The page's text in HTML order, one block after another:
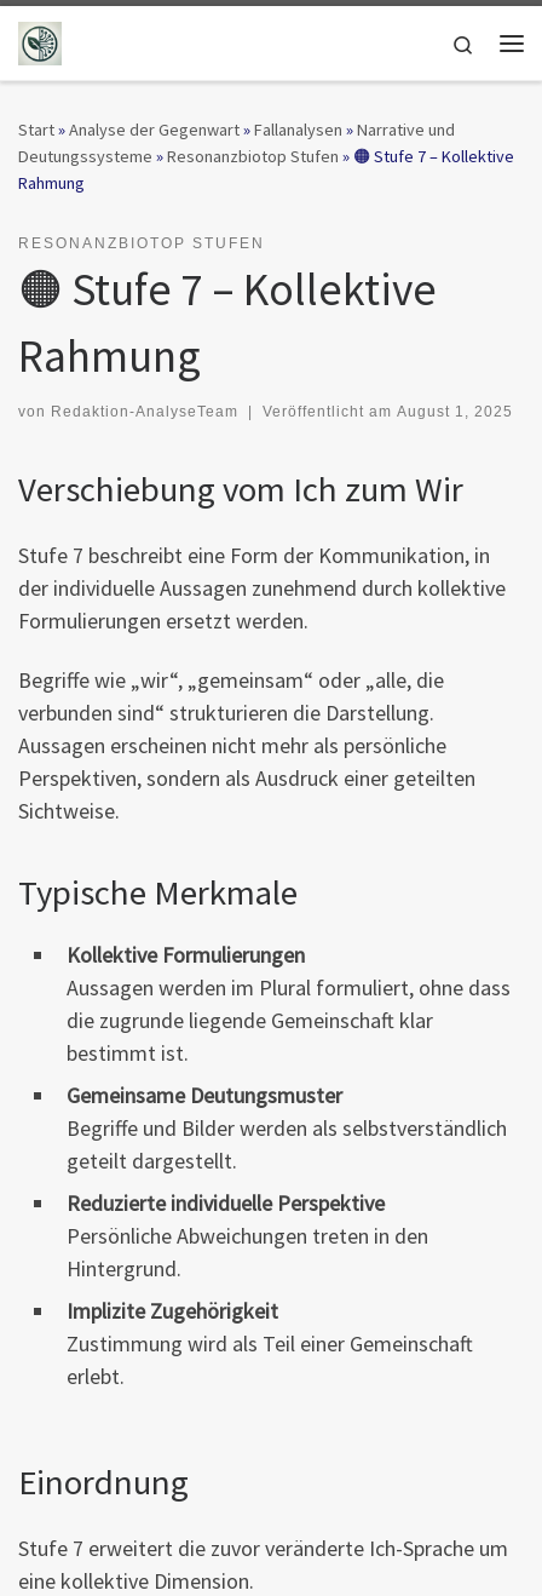
Zum Inhalt springen
Search
Start»Analyse der Gegenwart»Fallanalysen »Narrative und
Deutungssysteme »Resonanzbiotop Stufen » 🟠 Stufe 7 – Kollektive
Rahmung
RESONANZBIOTOP STUFEN
🟠 Stufe 7 – Kollektive
Rahmung
von Redaktion-AnalyseTeam Veröffentlicht am August 1, 2025
Verschiebung vom Ich zum Wir
Stufe 7 beschreibt eine Form der Kommunikation, in
der individuelle Aussagen zunehmend durch kollektive
Formulierungen ersetzt werden.
Begriffe wie „wir“, „gemeinsam“ oder „alle, die
verbunden sind“ strukturieren die Darstellung.
Aussagen erscheinen nicht mehr als persönliche
Perspektiven, sondern als Ausdruck einer geteilten
Sichtweise.
Typische Merkmale
Kollektive Formulierungen
Aussagen werden im Plural formuliert, ohne dass
die zugrunde liegende Gemeinschaft klar
bestimmt ist.
Gemeinsame Deutungsmuster
Begriffe und Bilder werden als selbstverständlich
geteilt dargestellt.
Reduzierte individuelle Perspektive
Persönliche Abweichungen treten in den
Hintergrund.
Implizite Zugehörigkeit
Zustimmung wird als Teil einer Gemeinschaft
erlebt.
Einordnung
Stufe 7 erweitert die zuvor veränderte Ich-Sprache um
eine kollektive Dimension.